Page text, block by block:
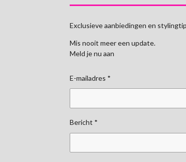
Exclusieve aanbiedingen en
Mis nooit meer een update.
Meld je nu aan
E-mailadres *
Bericht *